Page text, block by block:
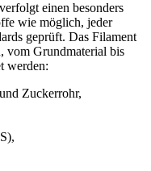
verfolgt einen besonders
wie möglich, jeder
geprüft. Das Filament
vom Grundmaterial bis
werden:
Zuckerrohr,